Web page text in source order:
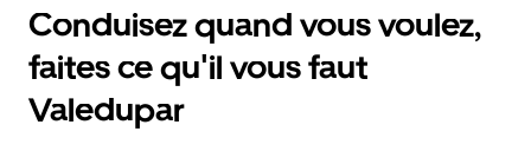
Conduisez quand vous voulez,
faites ce qu'il vous faut
Valedupar